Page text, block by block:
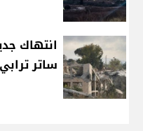
انتهاك
ساتر